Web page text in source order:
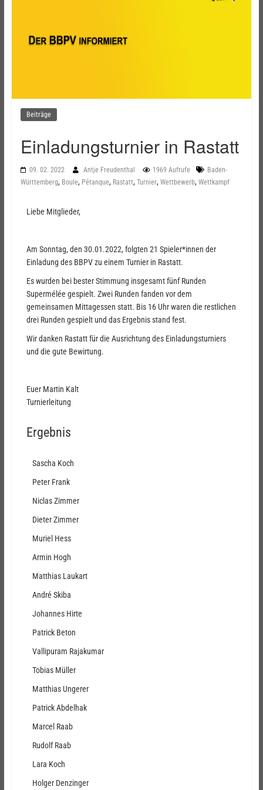
Beiträge
Einladungsturnier in Rastatt
09. 02. 2022 Antje Freudenthal 1969 Aufrufe
Baden-
Württemberg, Boule, Pétanque, Rastatt, Turnier, Wettbewerb, Wettkampf
Liebe Mitglieder,
Am Sonntag, den 30.01.2022, folgten 21 Spieler*innen der
Einladung des BBPV zu einem Turnier in Rastatt.
Es wurden bei bester Stimmung insgesamt fünf Runden
Supermélée gespielt. Zwei Runden fanden vor dem
gemeinsamen Mittagessen statt. Bis 16 Uhr waren die restlichen
drei Runden gespielt und das Ergebnis stand fest.
Wir danken Rastatt für die Ausrichtung des Einladungsturniers
und die gute Bewirtung.
Euer Martin Kalt
Turnierleitung
Ergebnis
Sascha Koch
Peter Frank
Niclas Zimmer
Dieter Zimmer
Muriel Hess
Armin Hogh
Matthias Laukart
André Skiba
Johannes Hirte
Patrick Beton
Vallipuram Rajakumar
Tobias Müller
Matthias Ungerer
Patrick Abdelhak
Marcel Raab
Rudolf Raab
Lara Koch
Holger Denzinger